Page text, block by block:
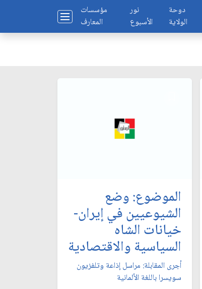
مؤسسات
المعارف
نور
الأسبوع
دوحة
الولاية
الموضوع: وضع
الشيوعيين في إيران-
خيانات الشاه
السياسية والاقتصادية
أجرى المقابلة: مراسل إذاعة وتلفزيون
سويسرا باللغة الألمانية